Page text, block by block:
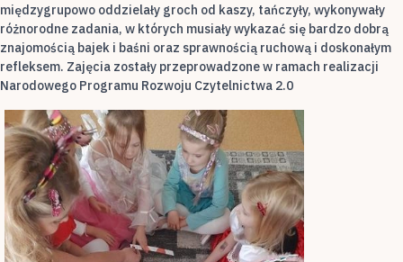
międzygrupowo oddzielały groch od kaszy, tańczyły, wykonywały
różnorodne zadania, w których musiały wykazać się bardzo dobrą
znajomością bajek i baśni oraz sprawnością ruchową i doskonałym
refleksem. Zajęcia zostały przeprowadzone w ramach realizacji
Narodowego Programu Rozwoju Czytelnictwa 2.0